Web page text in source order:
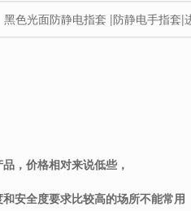
黑色光面防静电指套 |防静电手指套|
，价格相对来说低些，
安全度要求比较高的场所不能常用